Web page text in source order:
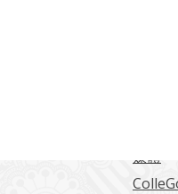
媒體